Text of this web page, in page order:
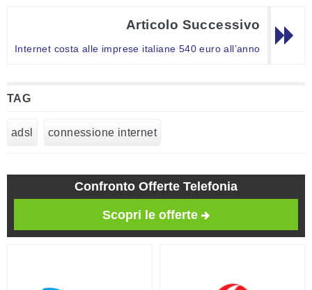
Articolo Successivo
Internet costa alle imprese italiane 540 euro all’anno
TAG
adsl connessione internet
Confronto Offerte Telefonia
Scopri le offerte